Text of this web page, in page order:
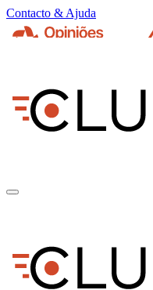
Contacto & Ajuda